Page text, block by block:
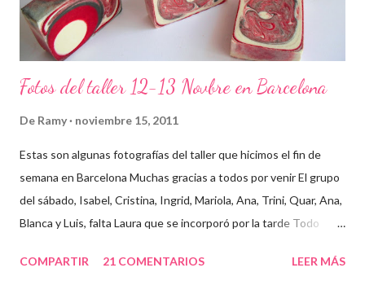
Fotos del taller 12-13 Novbre en Barcelona
De Ramy noviembre 15, 2011
Estas son algunas fotografías del taller que hicimos el fin de
semana en Barcelona Muchas gracias a todos por venir El grupo
del sábado, Isabel, Cristina, Ingrid, Mariola, Ana, Trini, Quar, Ana,
Blanca y Luis, falta Laura que se incorporó por la tarde Todo
primero un poco de teórica para tener claro lo que tenemos que
COMPARTIR 21 COMENTARIOS LEER MÁS